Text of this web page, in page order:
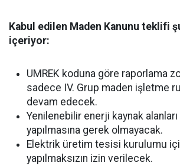
Kabul edilen Maden Kanunu teklifi
içeriyor:
UMREK koduna göre raporlama
sadece IV. Grup maden işletme
devam edecek.
Yenilenebilir enerji kaynak alanları
yapılmasına gerek olmayacak.
Elektrik üretim tesisi kurulumu
yapılmaksızın izin verilecek.